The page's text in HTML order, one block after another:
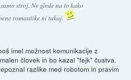
stroj. Ne glede na to kako
romantike ni tukaj.
imel možnost komunikacije z
človek in bo kazal "fejk" čustva.
razlike med robotom in pravim